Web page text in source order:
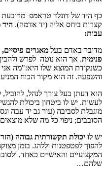
כף היד של דונלד טראמפ
קצרות ביחס אליה (יד אדמה).
עבות:
מדובר באדם בעל מאגרים
פנימית. אך הוא נוטה לפרש
כשנקודת המוצא שלו היא:"מה
והשפעה. זה הוא מקור הכוח
הוא דעתן בעל צורך לנהל,
לעשות. יש לו ביטחון ביכולת
מוגבלת לסביבה (עור גב יד עבה
הסובבים; ניפוי כל מה שלא מוצאים
יש לו יכולת תקשורתית גבוהה
להפוך לפטפטנות וללהג. בזמן
המקצועיים והאישיים כאחד,
שלהם…